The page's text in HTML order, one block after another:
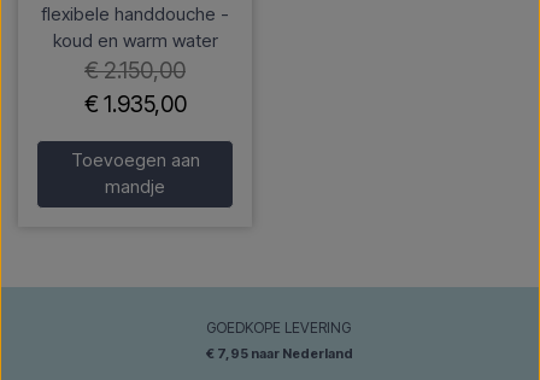
flexibele handdouche -
koud en warm water
€ 2.150,00
€ 1.935,00
Toevoegen aan
mandje
GOEDKOPE LEVERING
€ 7,95 naar Nederland